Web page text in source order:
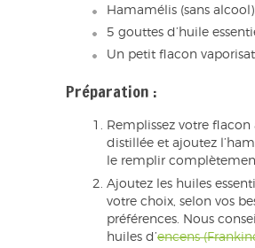
Hamamélis (sans alcool)
5 gouttes d’huile
Un petit flacon
Préparation :
Remplissez votre flacon
distillée et ajoutez
le remplir
Ajoutez les huiles
votre choix, selon vos
préférences. Nous
huiles d’encens